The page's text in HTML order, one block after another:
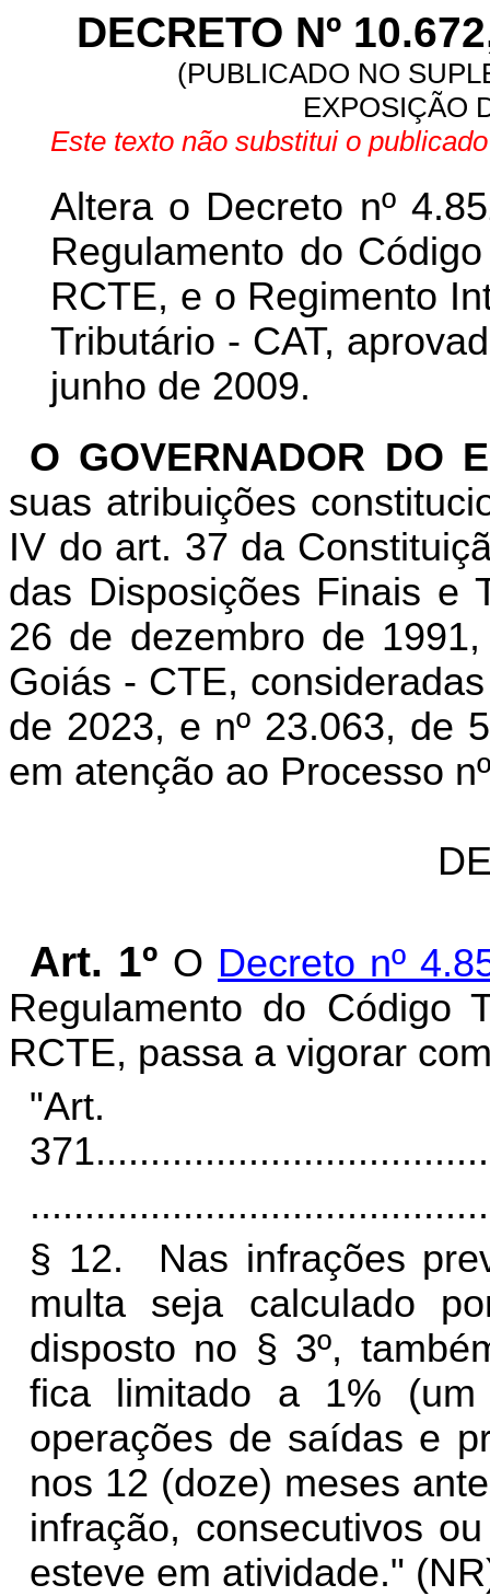
DECRETO Nº
(PUBLICADO NO
EXPOSIÇÃO
Este texto não substitui o
Altera o Decreto nº
Regulamento do
RCTE, e o Regimento
Tributário - CAT,
junho de 2009.
O GOVERNADOR DO
suas atribuições
IV do art. 37 da
das Disposições Finais e
26 de dezembro de
Goiás - CTE,
de 2023, e nº 23.063, de
em atenção ao Processo
Art. 1º O Decreto nº
Regulamento do Código
RCTE, passa a vigorar
"Art.
371.
§ 12. Nas infrações
multa seja calculado
disposto no § 3º,
fica limitado a 1%
operações de saídas e
nos 12 (doze) meses
infração, consecutivos
esteve em atividade."